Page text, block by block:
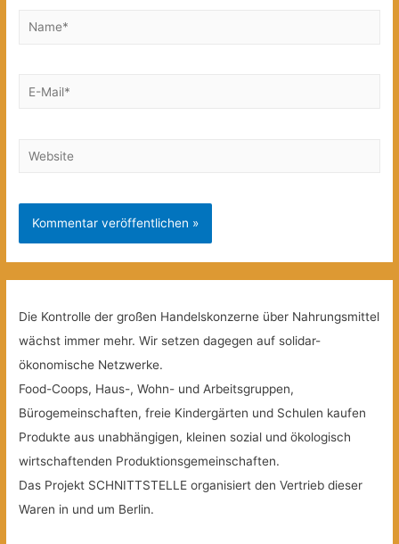
Name*
E-
Website
Die Kontrolle der großen Handelskonzerne über Nahrungsmittel
wächst immer mehr. Wir setzen dagegen auf solidar-
ökonomische Netzwerke.
Food-Coops, Haus-, Wohn- und Arbeitsgruppen,
Bürogemeinschaften, freie Kindergärten und Schulen kaufen
Produkte aus unabhängigen, kleinen sozial und ökologisch
wirtschaftenden Produktionsgemeinschaften.
Das Projekt SCHNITTSTELLE organisiert den Vertrieb dieser
Waren in und um Berlin.